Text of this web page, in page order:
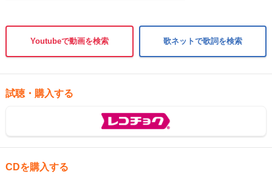
Youtubeで動画を検索 歌ネットで歌詞を検索
試聴・購入する
CDを購入する